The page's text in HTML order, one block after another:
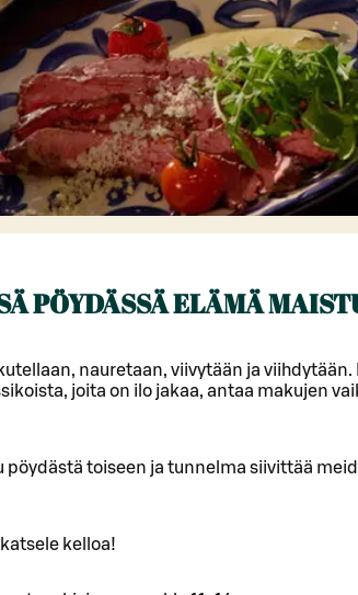
PÖYDÄSSÄ ELÄMÄ
nauretaan, viivytään ja viihdytään.
joita on ilo jakaa, antaa makujen
pöydästä toiseen ja tunnelma siivittää
kelloa!